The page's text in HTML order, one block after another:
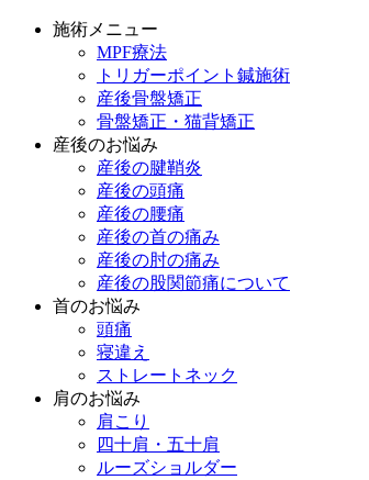
施術メニュー
MPF療法
トリガーポイント鍼施術
産後骨盤矯正
骨盤矯正・猫背矯正
産後のお悩み
産後の腱鞘炎
産後の頭痛
産後の腰痛
産後の首の痛み
産後の肘の痛み
産後の股関節痛について
首のお悩み
頭痛
寝違え
ストレートネック
肩のお悩み
肩こり
四十肩・五十肩
ルーズショルダー